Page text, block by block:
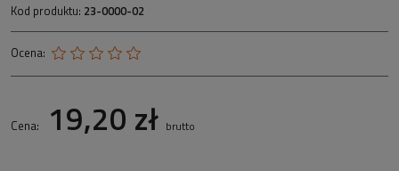
Kod produktu: 23-0000-02
Ocena:
Cena: 19,20 zł brutto